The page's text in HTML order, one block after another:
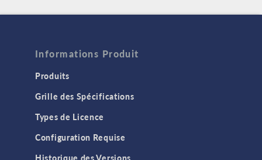
Informations Produit
Produits
Grille des Spécifications
Types de Licence
Configuration Requise
Historique des Versions